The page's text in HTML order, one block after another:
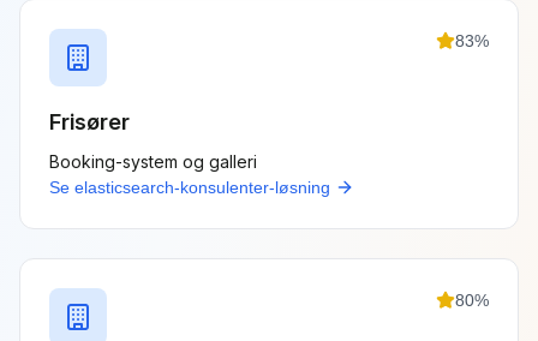
83%
Frisører
Booking-system og galleri
Se elasticsearch-konsulenter-løsning
80%